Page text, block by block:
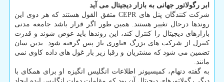
ابر رگولاتور جهانی به بازار دیجیتال می آید
شرکت کنندگان پنل های CEPR متفق القول هستند که هر دوی این
روندها درحال تغییر هستند. همین طور اگر قرار باشد جامعه مدنی
بازارهای دیجیتال را کنترل کند، این روندها باید عوض شوند و قدرت
کنترل از شرکت های بزرگ فناوری باز پس گرفته شود. بدین سان
تضمین می شود که مشتریان و رقبا زیر بار غول های داده کاوی نمی
مانند.
به گفته دنهام، کمیسیونر اطلاعات انگلیس انگیزه او برای همکای با